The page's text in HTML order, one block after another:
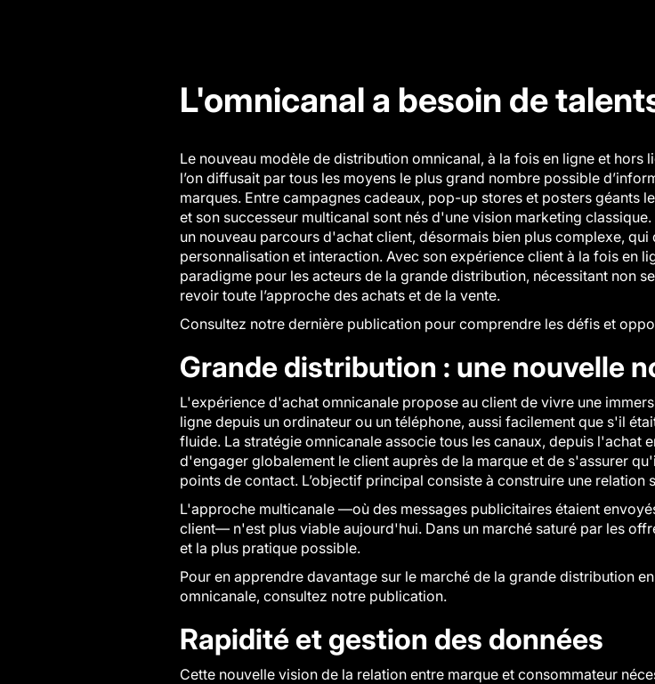
L'omnicanal a besoin de
Le nouveau modèle de distribution omnicanal, à la fois en ligne et hors
l’on diffusait par tous les moyens le plus grand nombre possible
marques. Entre campagnes cadeaux, pop-up stores et posters géants
et son successeur multicanal sont nés d'une vision marketing
un nouveau parcours d'achat client, désormais bien plus complexe,
personnalisation et interaction. Avec son expérience client à la fois en
paradigme pour les acteurs de la grande distribution, nécessitant non
revoir toute l’approche des achats et de la vente.
Consultez notre dernière publication pour comprendre les défis et
Grande distribution : une nouvelle
L'expérience d'achat omnicanale propose au client de vivre une
ligne depuis un ordinateur ou un téléphone, aussi facilement que s'il
fluide. La stratégie omnicanale associe tous les canaux, depuis l'achat
d'engager globalement le client auprès de la marque et de s'assurer
points de contact. L’objectif principal consiste à construire une relation
L'approche multicanale —où des messages publicitaires étaient
client— n'est plus viable aujourd'hui. Dans un marché saturé par les
et la plus pratique possible.
Pour en apprendre davantage sur le marché de la grande distribution
omnicanale, consultez notre publication.
Rapidité et gestion des données
Cette nouvelle vision de la relation entre marque et consommateur